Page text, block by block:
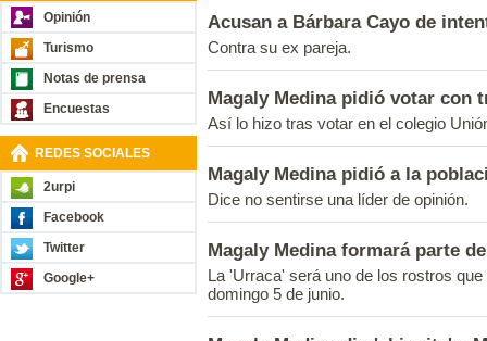
Opinión
Turismo
Notas de prensa
Encuestas
REDES SOCIALES
2urpi
Facebook
Twitter
Google+
Acusan a Bárbara Cayo de
Contra su ex pareja.
Magaly Medina pidió votar con
Así lo hizo tras votar en el colegio
Magaly Medina pidió a la
Dice no sentirse una líder de opinión.
Magaly Medina formará parte
La 'Urraca' será uno de los rostros
domingo 5 de junio.